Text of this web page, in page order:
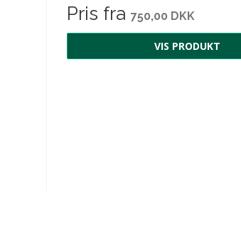
Pris fra 750,00 DKK
VIS PRODUKT